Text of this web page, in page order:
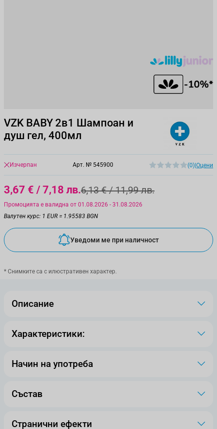
VZK BABY 2в1 Шампоан и
душ гел, 400мл
Изчерпан Арт. № 545900 (0)|Оцени
3,67 € / 7,18 лв.6,13 € / 11,99 лв.
Промоцията е валидна от 01.08.2026 - 31.08.2026
Валутен курс: 1 EUR = 1.95583 BGN
Уведоми ме при наличност
* Снимките са с илюстративен характер.
Описание
Характеристики:
Начин на употреба
Състав
Странични ефекти